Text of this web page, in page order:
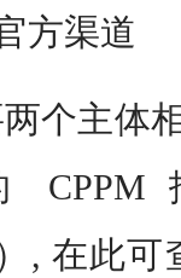
方渠道
个主体
CPPM
）, 在此